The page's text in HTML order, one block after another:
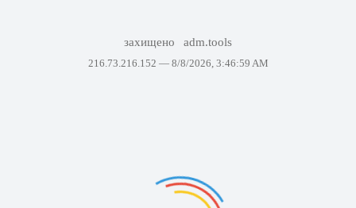
захищено adm.tools
216.73.216.152 — 8/8/2026, 3:46:59 AM